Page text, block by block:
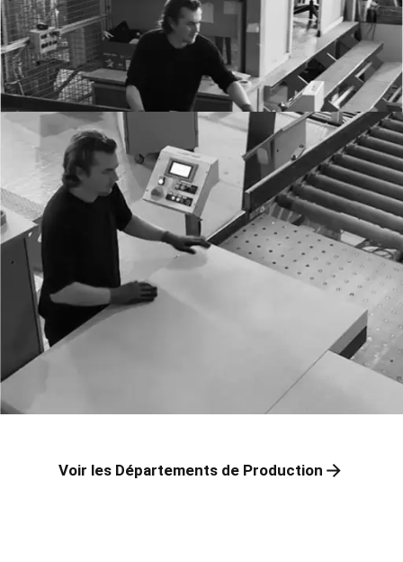
Voir les Départements de Production